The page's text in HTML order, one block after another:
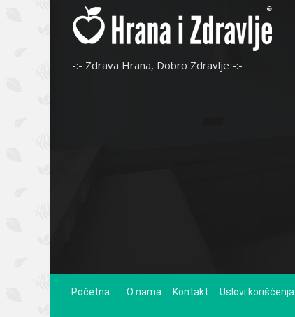
-:- Zdrava Hrana, Dobro Zdravlje -:-
Početna O nama Kontakt Uslovi korišćenja